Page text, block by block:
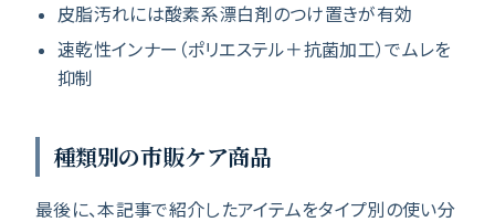
皮脂汚れには酸素系漂白剤のつけ置きが有効
速乾性インナー（ポリエステル＋抗菌加工）でムレを
抑制
種類別の市販ケア商品
最後に、本記事で紹介したアイテムをタイプ別の使い分